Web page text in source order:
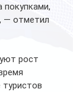
покупками,
— отметил
рост